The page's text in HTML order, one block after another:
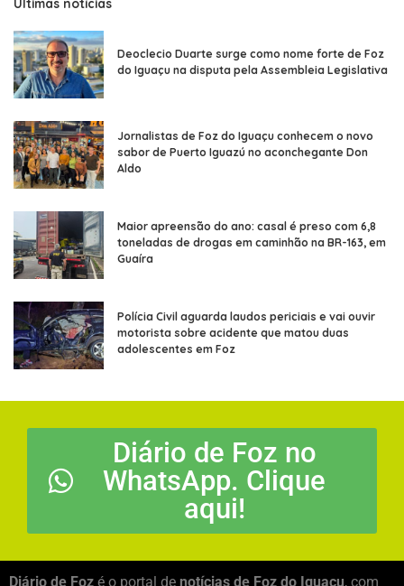
Últimas notícias
Deoclecio Duarte surge como nome forte de Foz
do Iguaçu na disputa pela Assembleia Legislativa
Jornalistas de Foz do Iguaçu conhecem o novo
sabor de Puerto Iguazú no aconchegante Don
Aldo
Maior apreensão do ano: casal é preso com 6,8
toneladas de drogas em caminhão na BR-163, em
Guaíra
Polícia Civil aguarda laudos periciais e vai ouvir
motorista sobre acidente que matou duas
adolescentes em Foz
Diário de Foz no
WhatsApp. Clique
aqui!
Diário de Foz é o portal de notícias de Foz do Iguaçu, com